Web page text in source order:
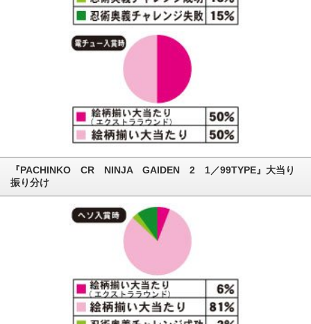
『PACHINKO CR NINJA GAIDEN 2 1／99TYPE』大当り
振り分け